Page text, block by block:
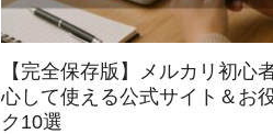
【完全保存版】メルカリ初心
心して使える公式サイト＆お
ク10選